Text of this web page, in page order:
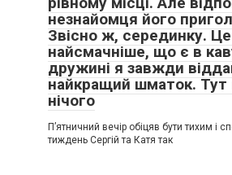
незнайомця його
Звісно ж, серединку.
найсмачніше, що є в
дружині я завжди
найкращий шматок. Тут
нічого
П’ятничний вечір обіцяв бути тихим і
тиждень Сергій та Катя так